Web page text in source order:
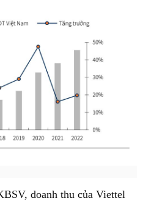
doanh thu của Viettel